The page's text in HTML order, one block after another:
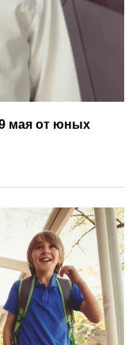
мая от юных